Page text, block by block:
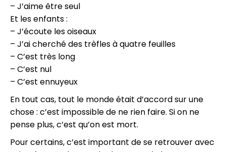
– J’aime être seul
Et les enfants :
– J’écoute les oiseaux
– J’ai cherché des trèfles à quatre feuilles
– C’est très long
– C’est nul
– C’est ennuyeux
En tout cas, tout le monde était d’accord sur une
chose : c’est impossible de ne rien faire. Si on ne
pense plus, c’est qu’on est mort.
Pour certains, c’est important de se retrouver avec